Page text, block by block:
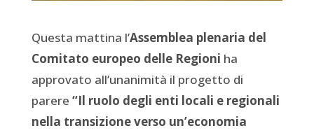
Questa mattina l’Assemblea plenaria del
Comitato europeo delle Regioni ha
approvato all’unanimità il progetto di
parere “Il ruolo degli enti locali e regionali
nella transizione verso un’economia